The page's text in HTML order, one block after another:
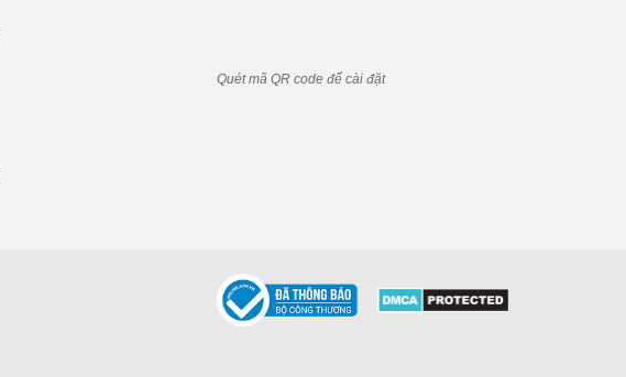
Quét mã QR code để cài đặt